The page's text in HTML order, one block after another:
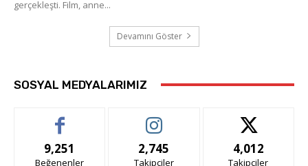
gerçekleşti. Film, anne...
Devamını Göster
SOSYAL MEDYALARIMIZ
9,251
Beğenenler
2,745
Takipçiler
4,012
Takipçiler